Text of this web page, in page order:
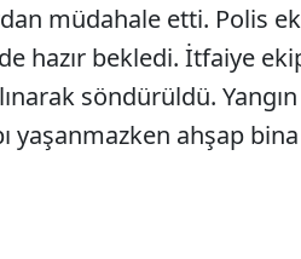
müdahale etti. Polis
hazır bekledi. İtfaiye
söndürüldü.
yaşanmazken ahşap